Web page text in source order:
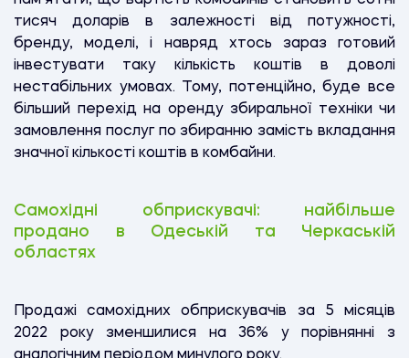
тисяч доларів в залежності від потужності,
бренду, моделі, і навряд хтось зараз готовий
інвестувати таку кількість коштів в доволі
нестабільних умовах. Тому, потенційно, буде все
більший перехід на оренду збиральної техніки чи
замовлення послуг по збиранню замість вкладання
значної кількості коштів в комбайни.
Самохідні обприскувачі: найбільше
продано в Одеській та Черкаській
областях
Продажі самохідних обприскувачів за 5 місяців
2022 року зменшилися на 36% у порівнянні з
аналогічним періодом минулого року.